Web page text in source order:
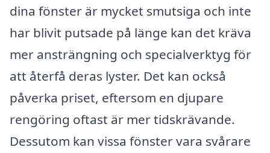
dina fönster är mycket smutsiga och inte
har blivit putsade på länge kan det kräva
mer ansträngning och specialverktyg för
att återfå deras lyster. Det kan också
påverka priset, eftersom en djupare
rengöring oftast är mer tidskrävande.
Dessutom kan vissa fönster vara svårare